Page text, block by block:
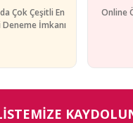
Çok Çeşitli En
İmkanı
Online